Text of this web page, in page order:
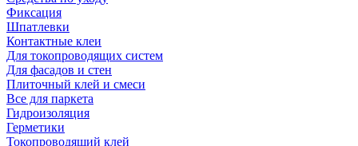
Фиксация
Шпатлевки
Контактные клеи
Для токопроводящих систем
Для фасадов и стен
Плиточный клей и смеси
Все для паркета
Гидроизоляция
Герметики
Токопроводящий клей